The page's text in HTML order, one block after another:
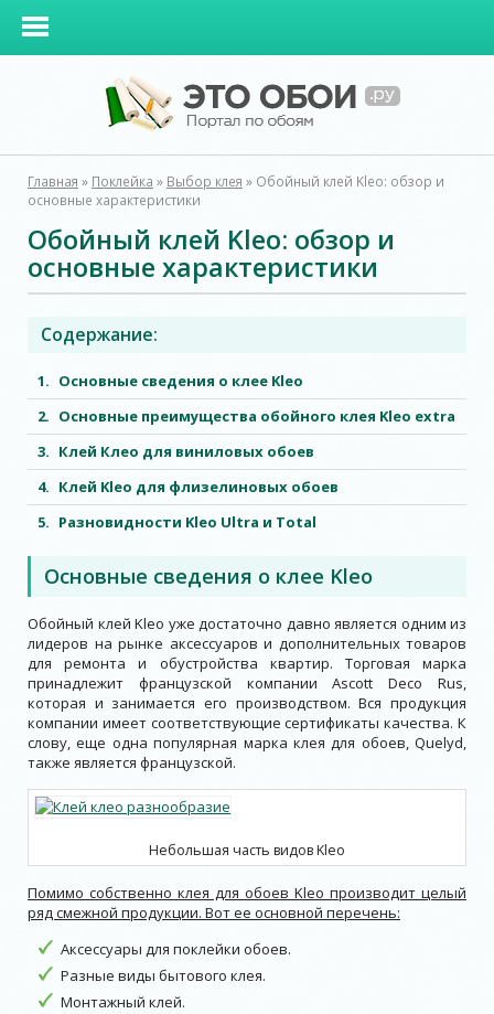
Главная » Поклейка » Выбор клея » Обойный клей Kleo: обзор и
основные характеристики
Обойный клей Kleo: обзор и
основные характеристики
Содержание:
Основные сведения о клее Kleo
Основные преимущества обойного клея Kleo extra
Клей Клео для виниловых обоев
Клей Kleo для флизелиновых обоев
Разновидности Kleo Ultra и Total
Основные сведения о клее Kleo
Обойный клей Kleo уже достаточно давно является одним из
лидеров на рынке аксессуаров и дополнительных товаров
для ремонта и обустройства квартир. Торговая марка
принадлежит французской компании Ascott Deco Rus,
которая и занимается его производством. Вся продукция
компании имеет соответствующие сертификаты качества. К
слову, еще одна популярная марка клея для обоев, Quelyd,
также является французской.
Небольшая часть видов Kleo
Помимо собственно клея для обоев Kleo производит целый
ряд смежной продукции. Вот ее основной перечень:
Аксессуары для поклейки обоев.
Разные виды бытового клея.
Монтажный клей.